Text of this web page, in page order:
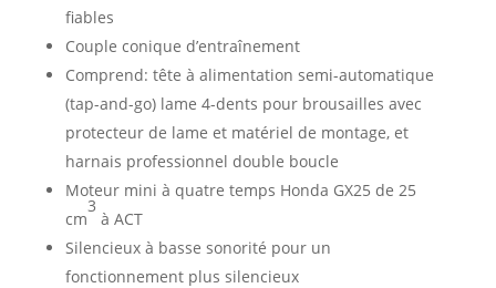
fiables
Couple conique d’entraînement
Comprend: tête à alimentation semi-automatique
(tap-and-go) lame 4-dents pour brousailles avec
protecteur de lame et matériel de montage, et
harnais professionnel double boucle
Moteur mini à quatre temps Honda GX25 de 25
cm
3
à ACT
Silencieux à basse sonorité pour un
fonctionnement plus silencieux